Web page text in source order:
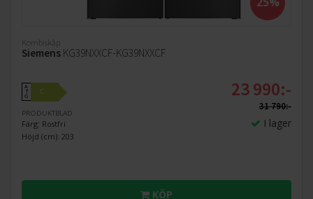
Kombiskåp
Siemens KG39NXXCF-KG39NXXCF
A
↑
G
C
PRODUKTBLAD
Färg: Rostfri
Höjd (cm): 203
23 990:-
31 790:-
I lager
KÖP